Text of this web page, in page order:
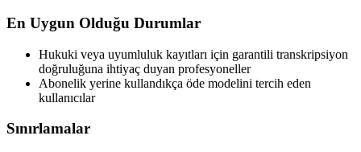
En Uygun Olduğu Durumlar
Hukuki veya uyumluluk kayıtları için garantili transkripsiyon
doğruluğuna ihtiyaç duyan profesyoneller
Abonelik yerine kullandıkça öde modelini tercih eden
kullanıcılar
Sınırlamalar